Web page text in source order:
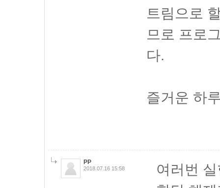
트림으로
므로 프로
다.
즐거운 하
PP
2018.07.16 15:58
여러번